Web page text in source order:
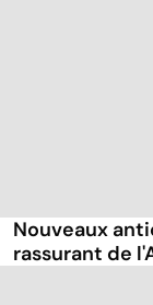
Nouveaux
rassurant de